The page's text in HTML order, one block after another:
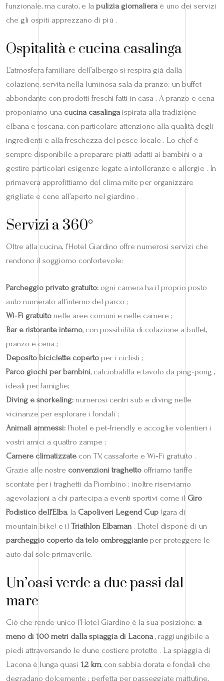
funzionale, ma curato, e la pulizia giornalieraè uno dei servizi
che gli ospiti apprezzano di più .
Ospitalità e cucina casalinga
L’atmosfera familiare dell’albergo si respira già dalla
colazione, servita nella luminosa sala da pranzo: un buffet
abbondante con prodotti freschi fatti in casa . A pranzo e cena
proponiamo una cucina casalingaispirata alla tradizione
elbana e toscana, con particolare attenzione alla qualità degli
ingredienti e alla freschezza del pesce locale . Lo chef è
sempre disponibile a preparare piatti adatti ai bambini o a
gestire particolari esigenze legate a intolleranze e allergie . In
primavera approfittiamo del clima mite per organizzare
grigliate e cene all’aperto nel giardino .
Servizi a 360°
Oltre alla cucina, l’Hotel Giardino offre numerosi servizi che
rendono il soggiorno confortevole:
Parcheggio privato gratuito: ogni camera ha il proprio posto
auto numerato all’interno del parco ;
Wi‑Fi gratuito nelle aree comuni e nelle camere ;
Bar e ristorante interno, con possibilità di colazione a buffet,
pranzo e cena ;
Deposito biciclette coperto per i ciclisti ;
Parco giochi per bambini, calciobalilla e tavolo da ping‑pong ,
ideali per famiglie;
Diving e snorkeling: numerosi centri sub e diving nelle
vicinanze per esplorare i fondali ;
Animali ammessi: l’hotel è pet‑friendly e accoglie volentieri i
vostri amici a quattro zampe ;
Camere climatizzate con TV, cassaforte e Wi‑Fi gratuito .
Grazie alle nostre convenzioni traghetto offriamo tariffe
scontate per i traghetti da Piombino ; inoltre riserviamo
agevolazioni a chi partecipa a eventi sportivi come il Giro
Podistico dell’Elba, la Capoliveri Legend Cup (gara di
mountain bike) e il Triathlon Elbaman. L’hotel dispone di un
parcheggio coperto da telo ombreggiante per proteggere le
auto dal sole primaverile.
Un’oasi verde a due passi dal
mare
Ciò che rende unico l’Hotel Giardino è la sua posizione: a
meno di 100 metri dalla spiaggia di Lacona, raggiungibile a
piedi attraversando le dune costiere protette . La spiaggia di
Lacona è lunga quasi 1,2 km, con sabbia dorata e fondali che
degradano dolcemente ; perfetta per passeggiate mattutine,